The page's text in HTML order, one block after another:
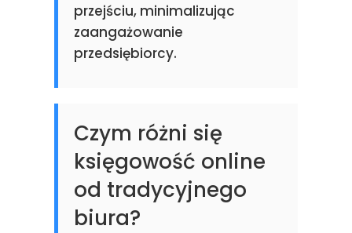
przejściu, minimalizując
zaangażowanie
przedsiębiorcy.
Czym różni się
księgowość online
od tradycyjnego
biura?